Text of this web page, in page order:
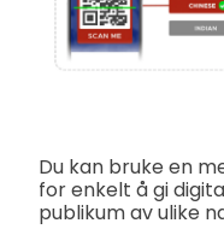
Du kan bruke en
for enkelt å gi
publikum av ulike